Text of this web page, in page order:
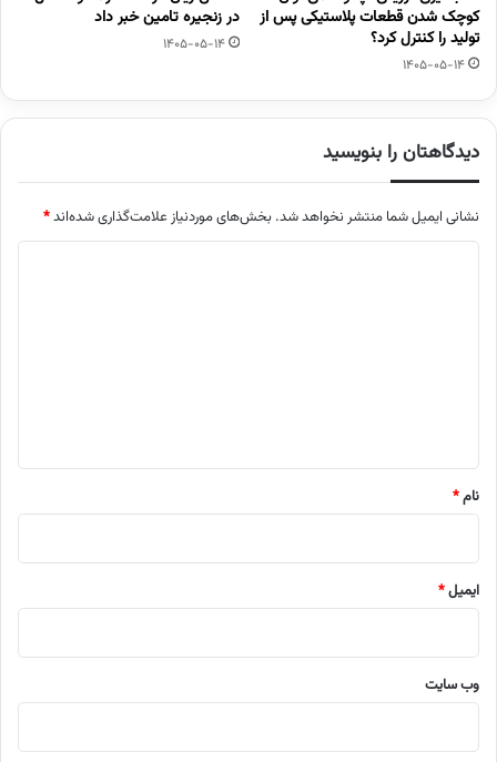
کوچک شدن قطعات پلاستیکی پس از
تولید را کنترل کرد؟
1405-05-14
در زنجیره تامین خبر داد
1405-05-14
دیدگاهتان را بنویسید
نشانی ایمیل شما منتشر نخواهد شد. بخش‌های موردنیاز علامت‌گذاری شده‌اند*
نام*
ایمیل*
وب‌ سایت